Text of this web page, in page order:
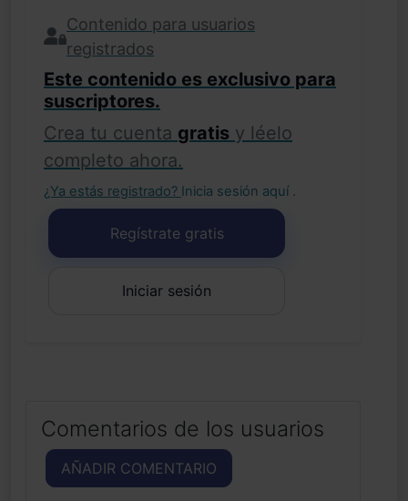
Contenido para usuarios
registrados
Este contenido es exclusivo para
suscriptores.
Crea tu cuenta gratis y léelo
completo ahora.
¿Ya estás registrado? Inicia sesión aquí .
Regístrate gratis
Iniciar sesión
Comentarios de los usuarios
AÑADIR COMENTARIO